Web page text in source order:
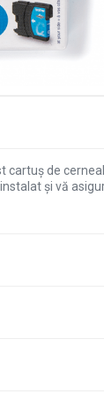
de
și vă